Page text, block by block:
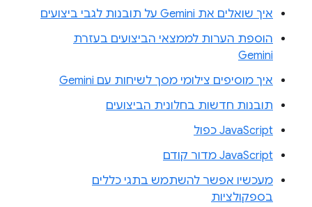
איך שואלים את Gemini על תובנות לגבי ביצועים
הוספת הערות לממצאי הביצועים בעזרת
Gemini
איך מוסיפים צילומי מסך לשיחות עם Gemini
תובנות חדשות בחלונית הביצועים
JavaScript כפול
JavaScript מדור קודם
מעכשיו אפשר להשתמש בתגי כללים
בספקולציות